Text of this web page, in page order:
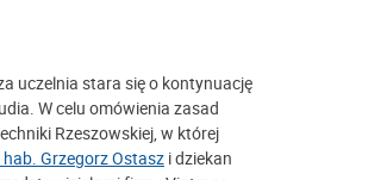
uczelnia stara się o kontynuację
W celu omówienia zasad
Rzeszowskiej, w której
Grzegorz Ostasz i dziekan